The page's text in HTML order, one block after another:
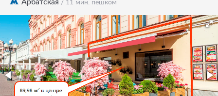
Арбатская / 11 мин. пешком